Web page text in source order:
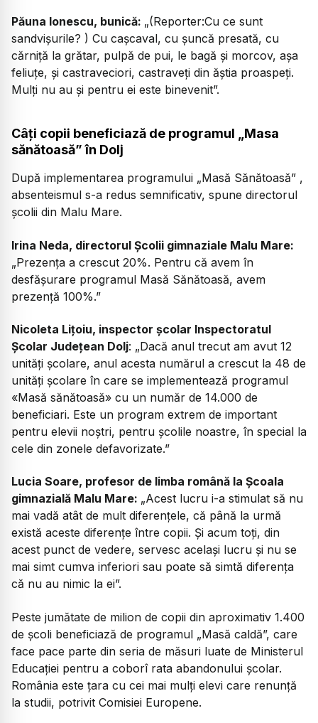
Păuna Ionescu, bunică: „(Reporter:Cu ce sunt
sandvișurile? ) Cu cașcaval, cu șuncă presată, cu
cărniță la grătar, pulpă de pui, le bagă și morcov, așa
feliuțe, și castraveciori, castraveți din ăștia proaspeți.
Mulți nu au și pentru ei este binevenit”.
Câți copii beneficiază de programul „Masa
sănătoasă” în Dolj
După implementarea programului „Masă Sănătoasă” ,
absenteismul s-a redus semnificativ, spune directorul
școlii din Malu Mare.
Irina Neda, directorul Școlii gimnaziale Malu Mare:
„Prezența a crescut 20%. Pentru că avem în
desfășurare programul Masă Sănătoasă, avem
prezență 100%.”
Nicoleta Lițoiu, inspector școlar Inspectoratul
Școlar Județean Dolj: „Dacă anul trecut am avut 12
unități școlare, anul acesta numărul a crescut la 48 de
unități școlare în care se implementează programul
«Masă sănătoasă» cu un număr de 14.000 de
beneficiari. Este un program extrem de important
pentru elevii noștri, pentru școlile noastre, în special la
cele din zonele defavorizate.”
Lucia Soare, profesor de limba română la Școala
gimnazială Malu Mare: „Acest lucru i-a stimulat să nu
mai vadă atât de mult diferențele, că până la urmă
există aceste diferențe între copii. Și acum toți, din
acest punct de vedere, servesc același lucru și nu se
mai simt cumva inferiori sau poate să simtă diferența
că nu au nimic la ei”.
Peste jumătate de milion de copii din aproximativ 1.400
de școli beneficiază de programul „Masă caldă”, care
face pace parte din seria de măsuri luate de Ministerul
Educației pentru a coborî rata abandonului școlar.
România este țara cu cei mai mulți elevi care renunță
la studii, potrivit Comisiei Europene.